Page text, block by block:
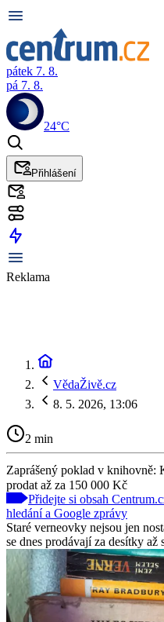
pátek 7. 8.
pá 7. 8.
24°C
Přihlášení
Reklama
VědaŽivě.cz
8. 5. 2026, 13:06
2 min
Zaprášený poklad v knihovně:
prodat až za 150 000 Kč
Přidejte si obsah
hledání a Google zprávy
Staré verneovky nejsou jen
se dnes prodávají za desítky